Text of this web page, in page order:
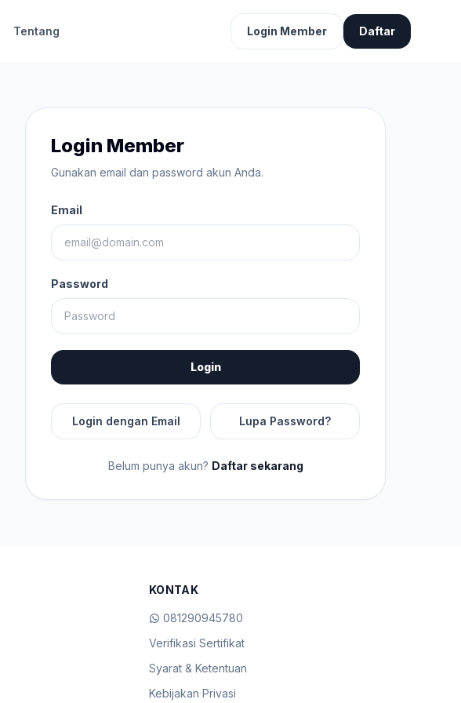
Tentang Login Member Daftar
Login Member
Gunakan email dan password akun Anda.
Email
Password
Login
Login dengan Email Lupa Password?
Belum punya akun? Daftar sekarang
KONTAK
081290945780
Verifikasi Sertifikat
Syarat & Ketentuan
Kebijakan Privasi